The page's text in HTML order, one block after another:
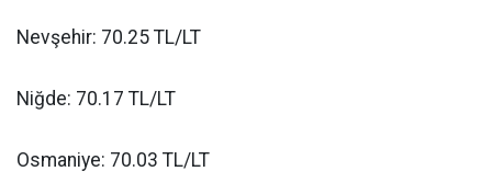
Nevşehir: 70.25 TL/LT
Niğde: 70.17 TL/LT
Osmaniye: 70.03 TL/LT